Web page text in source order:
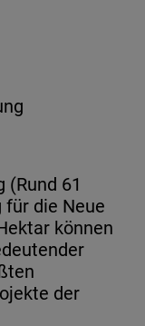
(Rund 61
die Neue
können
der